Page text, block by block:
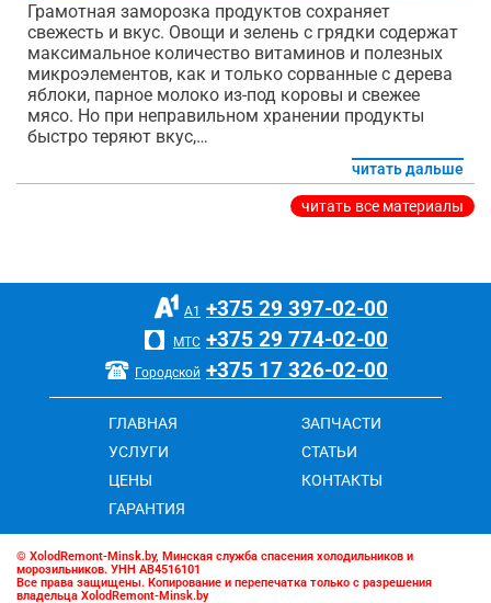
Грамотная заморозка продуктов сохраняет
свежесть и вкус. Овощи и зелень с грядки содержат
максимальное количество витаминов и полезных
микроэлементов, как и только сорванные с дерева
яблоки, парное молоко из-под коровы и свежее
мясо. Но при неправильном хранении продукты
быстро теряют вкус,…
читать дальше
читать все материалы
А1 +375 29 397-02-00
МТС +375 29 774-02-00
Городской +375 17 326-02-00
ГЛАВНАЯ
УСЛУГИ
ЦЕНЫ
ГАРАНТИЯ
ЗАПЧАСТИ
СТАТЬИ
КОНТАКТЫ
© XolodRemont-Minsk.by, Минская служба спасения холодильников и
морозильников. УНН АВ4516101
Все права защищены. Копирование и перепечатка только с разрешения
владельца XolodRemont-Minsk.by